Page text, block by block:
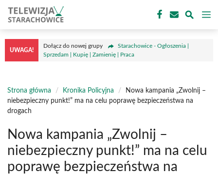
treści
UWAGA!
Dołącz do nowej grupy
Starachowice - Ogłoszenia |
Sprzedam | Kupię | Zamienię | Praca
Strona główna / Kronika Policyjna /
Nowa kampania „Zwolnij –
niebezpieczny punkt!” ma na celu poprawę bezpieczeństwa na
drogach
Nowa kampania „Zwolnij –
niebezpieczny punkt!” ma na celu
poprawę bezpieczeństwa na